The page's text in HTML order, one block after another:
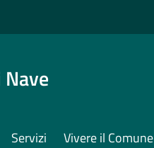
Servizi Vivere il Comune